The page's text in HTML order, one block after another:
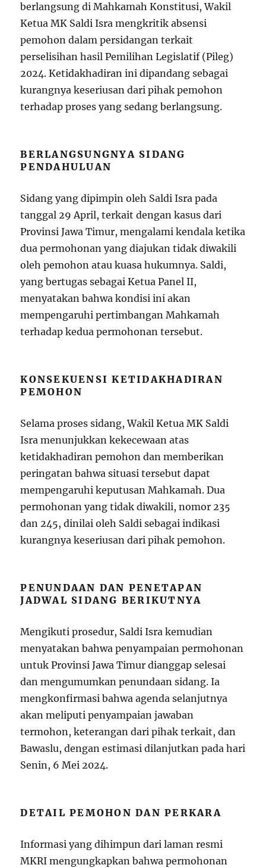
berlangsung di Mahkamah Konstitusi, Wakil
Ketua MK Saldi Isra mengkritik absensi
pemohon dalam persidangan terkait
perselisihan hasil Pemilihan Legislatif (Pileg)
2024. Ketidakhadiran ini dipandang sebagai
kurangnya keseriusan dari pihak pemohon
terhadap proses yang sedang berlangsung.
BERLANGSUNGNYA SIDANG
PENDAHULUAN
Sidang yang dipimpin oleh Saldi Isra pada
tanggal 29 April, terkait dengan kasus dari
Provinsi Jawa Timur, mengalami kendala ketika
dua permohonan yang diajukan tidak diwakili
oleh pemohon atau kuasa hukumnya. Saldi,
yang bertugas sebagai Ketua Panel II,
menyatakan bahwa kondisi ini akan
mempengaruhi pertimbangan Mahkamah
terhadap kedua permohonan tersebut.
KONSEKUENSI KETIDAKHADIRAN
PEMOHON
Selama proses sidang, Wakil Ketua MK Saldi
Isra menunjukkan kekecewaan atas
ketidakhadiran pemohon dan memberikan
peringatan bahwa situasi tersebut dapat
mempengaruhi keputusan Mahkamah. Dua
permohonan yang tidak diwakili, nomor 235
dan 245, dinilai oleh Saldi sebagai indikasi
kurangnya keseriusan dari pihak pemohon.
PENUNDAAN DAN PENETAPAN
JADWAL SIDANG BERIKUTNYA
Mengikuti prosedur, Saldi Isra kemudian
menyatakan bahwa penyampaian permohonan
untuk Provinsi Jawa Timur dianggap selesai
dan mengumumkan penundaan sidang. Ia
mengkonfirmasi bahwa agenda selanjutnya
akan meliputi penyampaian jawaban
termohon, keterangan dari pihak terkait, dan
Bawaslu, dengan estimasi dilanjutkan pada hari
Senin, 6 Mei 2024.
DETAIL PEMOHON DAN PERKARA
Informasi yang dihimpun dari laman resmi
MKRI mengungkapkan bahwa permohonan